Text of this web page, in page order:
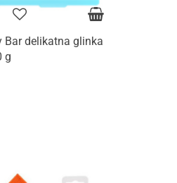
Bar delikatna glinka
g